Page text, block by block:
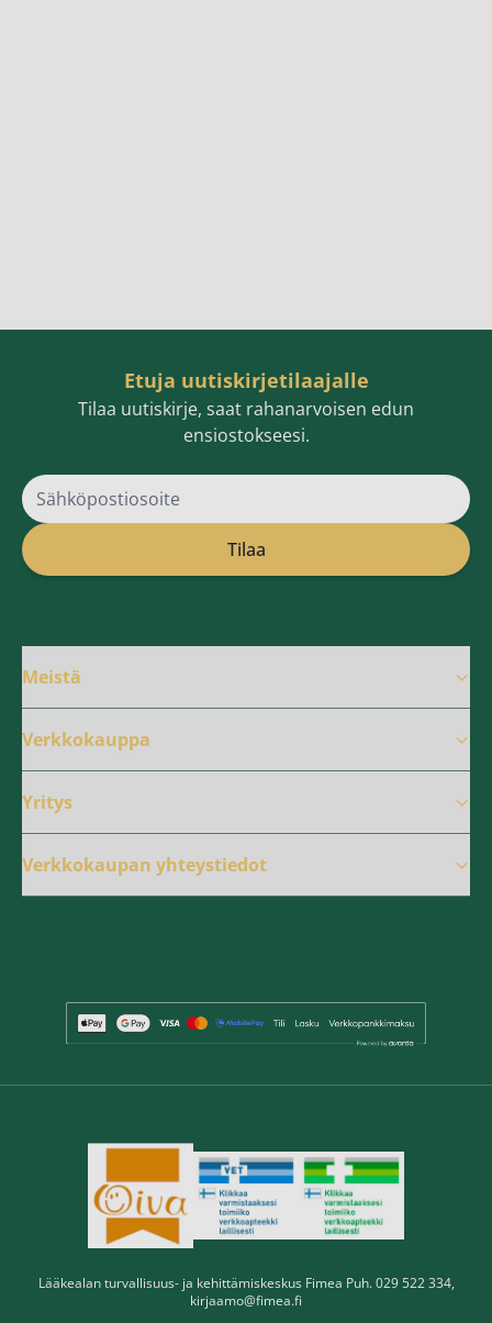
Etuja uutiskirjetilaajalle
Tilaa uutiskirje, saat rahanarvoisen edun
ensiostokseesi.
Sähköpostiosoite
Tilaa
Meistä
Verkkokauppa
Yritys
Verkkokaupan yhteystiedot
Lääkealan turvallisuus- ja kehittämiskeskus Fimea Puh. 029 522 334,
kirjaamo@fimea.fi